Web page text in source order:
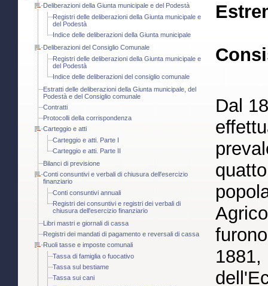
Deliberazioni della Giunta municipale e del Podestà
Registri delle deliberazioni della Giunta municipale e
del Podestà
Indice delle deliberazioni della Giunta municipale
Deliberazioni del Consiglio Comunale
Registri delle deliberazioni della Giunta municipale e
del Podestà
Indice delle deliberazioni del consiglio comunale
Estratti delle deliberazioni della Giunta municipale, del
Podestà e del Consiglio comunale
Contratti
Protocolli della corrispondenza
Carteggio e atti
Carteggio e atti. Parte I
Carteggio e atti. Parte II
Bilanci di previsione
Conti consuntivi e verbali di chiusura dell'esercizio
finanziario
Conti consuntivi annuali
Registri dei consuntivi e registri dei verbali di
chiusura dell'esercizio finanziario
Libri mastri e giornali di cassa
Registri dei mandati di pagamento e reversali di cassa
Ruoli tasse e imposte comunali
Tassa di famiglia o fuocativo
Tassa sul bestiame
Tassa sui cani
Dal
1881,